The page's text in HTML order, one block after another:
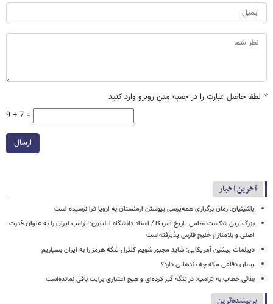
* لطفا حاصل عبارت را در جعبه متن روبرو وارد کنید
9 + 7 =
ارسال
آخرین اخبار
پاشینیان: زمان برگزاری همه‌پرسی پیوستن ارمنستان به اروپا فرا نرسیده است
بزرگ‌ترین شکست نظامی تاریخ آمریکا / استاد دانشگاه ایلینوی: ترامپ ایران را به عنوان قدرت
اصلی و بلامنازع خلیج فارس پذیرفته‌است
دیپلمات پیشین آمریکایی: شاید مجبور شویم کنترل تنگه هرمز را به ایران بسپاریم
پیمان دفاعی مکه چه بندهایی دارد؟
بقائی خطاب به ترامپ: در تنگه گیر کرده‌ای و هیچ اعتباری برایت باقی نمانده‌است
پربیننده‌ترین